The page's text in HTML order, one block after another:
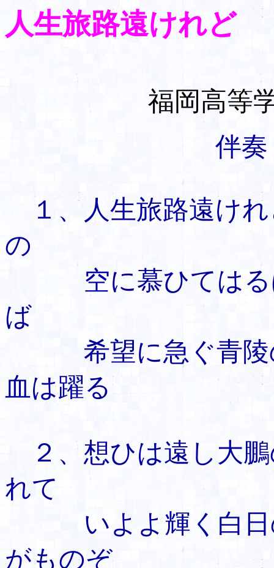
人生旅路遠けれど
福岡高等
伴奏：
１、人生旅路遠
の
空に慕ひてはる
ば
希望に急ぐ青
血は躍る
２、想ひは遠し
れて
いよよ輝く白
がものぞ